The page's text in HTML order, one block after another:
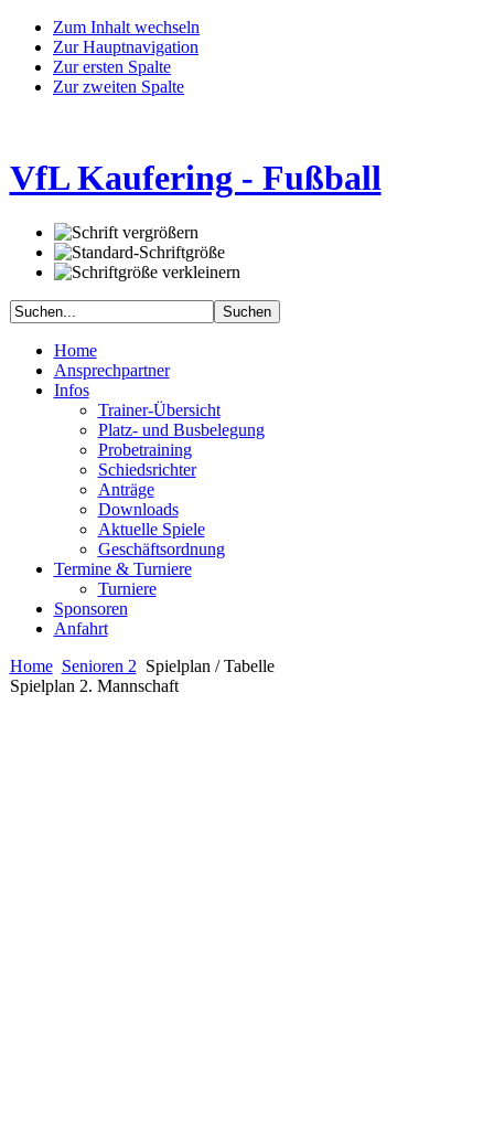
Zum Inhalt wechseln
Zur Hauptnavigation
Zur ersten Spalte
Zur zweiten Spalte
VfL Kaufering - Fußball
Home
Ansprechpartner
Infos
Trainer-Übersicht
Platz- und Busbelegung
Probetraining
Schiedsrichter
Anträge
Downloads
Aktuelle Spiele
Geschäftsordnung
Termine & Turniere
Turniere
Sponsoren
Anfahrt
Home Senioren 2 Spielplan / Tabelle
Spielplan 2. Mannschaft